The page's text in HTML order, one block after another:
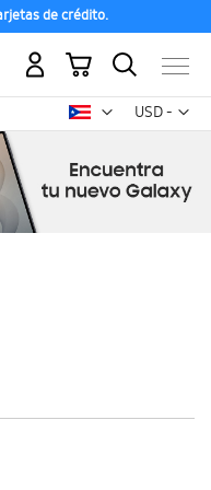
de crédito.
USD -
dólar
Mi carrito